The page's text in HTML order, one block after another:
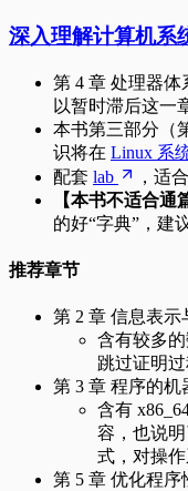
深入理解计算机系
第 4 章 处理器
以暂时滞后这一
本书第三部分（
识将在 Linux 系
配套 lab
，适
【本书不适合通
的好“字典”，建
推荐章节
第 2 章 信息表示
含有较多
跳过证明
第 3 章 程序的机
含有
容，也说
式，对操
第 5 章 优化程序